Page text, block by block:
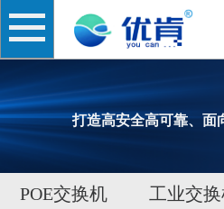
打造高安全高可靠、面
POE交换机 工业交